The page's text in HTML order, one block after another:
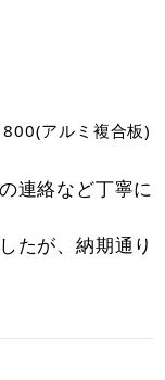
アルミ複合板)
連絡など丁寧に
たが、納期通り